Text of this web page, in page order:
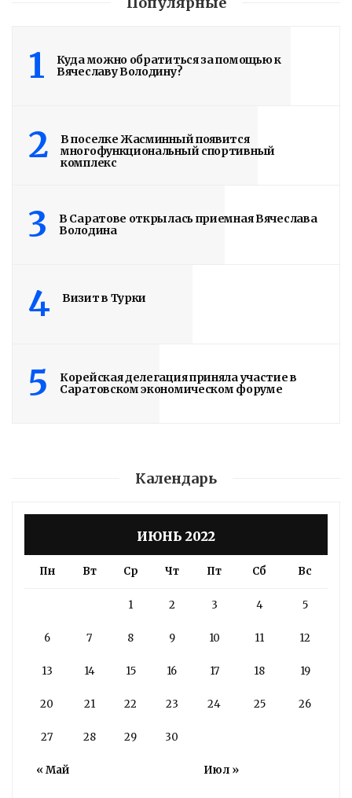
1
Куда можно обратиться за помощью к
Вячеславу Володину?
2
В поселке Жасминный появится
многофункциональный спортивный
комплекс
3
В Саратове открылась приемная Вячеслава
Володина
4 Визит в Турки
5
Корейская делегация приняла участие в
Саратовском экономическом форуме
Календарь
ИЮНЬ 2022
Пн Вт Ср Чт Пт Сб Вс
« Май Июл »
1 2 3 4 5
6 7 8 9 10 11 12
13 14 15 16 17 18 19
20 21 22 23 24 25 26
27 28 29 30